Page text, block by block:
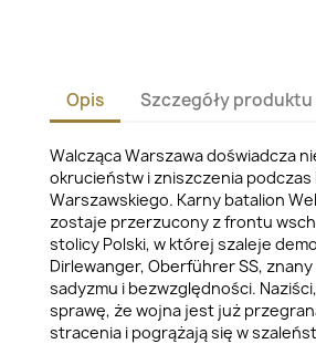
Opis Szczegóły produktu
Walcząca Warszawa doświadcza
okrucieństw i zniszczenia podczas
Warszawskiego. Karny batalion
zostaje przerzucony z frontu
stolicy Polski, w której szaleje
Dirlewanger, Oberführer SS,
sadyzmu i bezwzględności.
sprawę, że wojna jest już
stracenia i pogrążają się w